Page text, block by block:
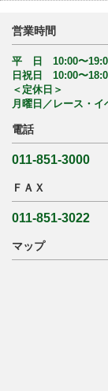
営業時間
平 日 10:00〜
日祝日 10:00〜
＜定休日＞
月曜日／レース・イ
電話
011-851-3000
ＦＡＸ
011-851-3022
マップ